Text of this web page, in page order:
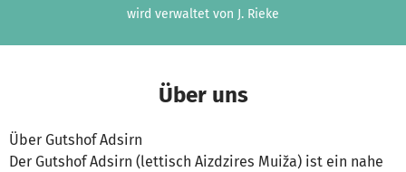
wird verwaltet von J. Rieke
Über uns
Über Gutshof Adsirn
Der Gutshof Adsirn (lettisch Aizdzires Muiža) ist ein nahe